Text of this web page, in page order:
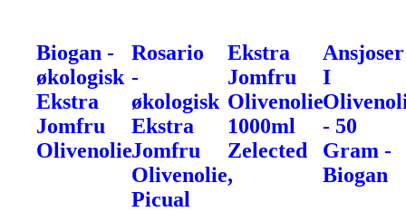
Biogan -
økologisk
Ekstra
Jomfru
Olivenolie
Rosario
-
økologisk
Ekstra
Jomfru
Olivenolie,
Picual
Ekstra
Jomfru
Olivenolie
1000ml
Zelected
Ansjoser
I
- 50
Gram -
Biogan